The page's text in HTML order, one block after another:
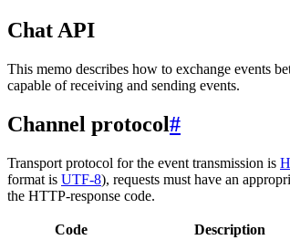
Chat API
This memo describes how to exchange events
capable of receiving and sending events.
Channel protocol#
Transport protocol for the event transmission is
format is UTF-8), requests must have an
the HTTP-response code.
Code Description